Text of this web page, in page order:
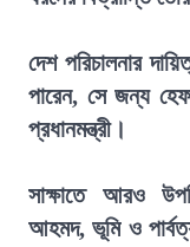
দেশ পরিচালনার
পারেন, সে জন্য
প্রধানমন্ত্রী।
সাক্ষাতে আরও
আহমদ, ভূমি ও পার্বত্য